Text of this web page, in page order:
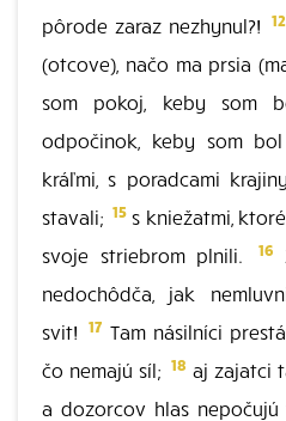
pôrode zaraz nezhynul?! 12
(otcove), načo ma prsia
som pokoj, keby som
odpočinok, keby som
kráľmi, s poradcami
stavali; 15 s kniežatmi,
svoje striebrom plnili.
16
nedochôdča, jak
svit!
17 Tam násilníci
čo nemajú síl; 18 aj zajatci
a dozorcov hlas nepočujú